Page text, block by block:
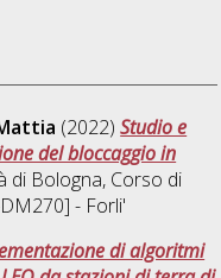
(2022)Studio e
del bloccaggio in
di Bologna, Corso di
- Forli'
di algoritmi